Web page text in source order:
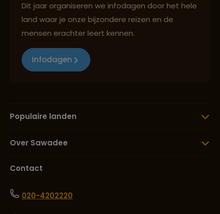
Dit jaar organiseren we infodagen door het hele
land waar je onze bijzondere reizen en de
mensen erachter leert kennen.
Infodagen
Populaire landen
Over Sawadee
Contact
020-4202220